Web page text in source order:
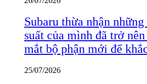
Subaru thừa nhận
suất của mình đã trở
mắt bộ phận mới để
25/07/2026